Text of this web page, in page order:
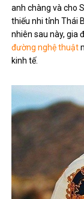
anh chàng và cho
thiếu nhi tỉnh Thái
nhiên sau này, gia
đường nghệ thuật
kinh tế.